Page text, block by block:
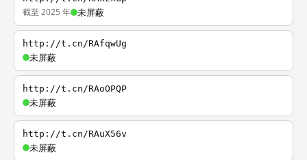
截至 2025 年 未屏蔽
http://t.cn/RAfqwUg
未屏蔽
http://t.cn/RAoOPQP
未屏蔽
http://t.cn/RAuX56v
未屏蔽